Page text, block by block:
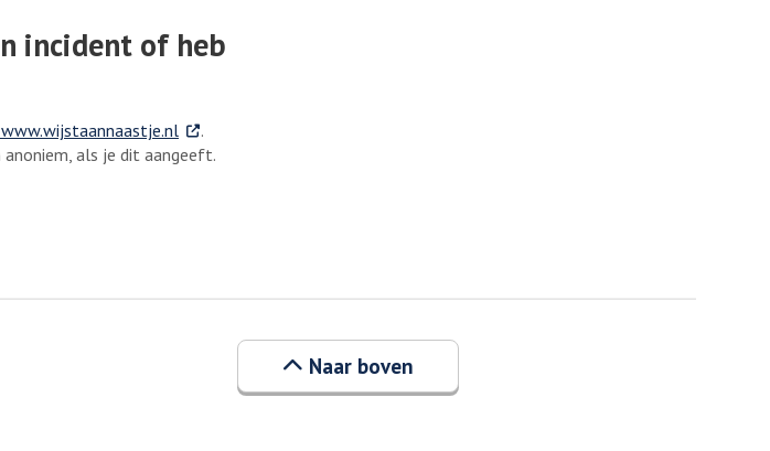
incident of heb
www.wijstaannaastje.nl. Externe link
.
als je dit aangeeft.
Naar boven